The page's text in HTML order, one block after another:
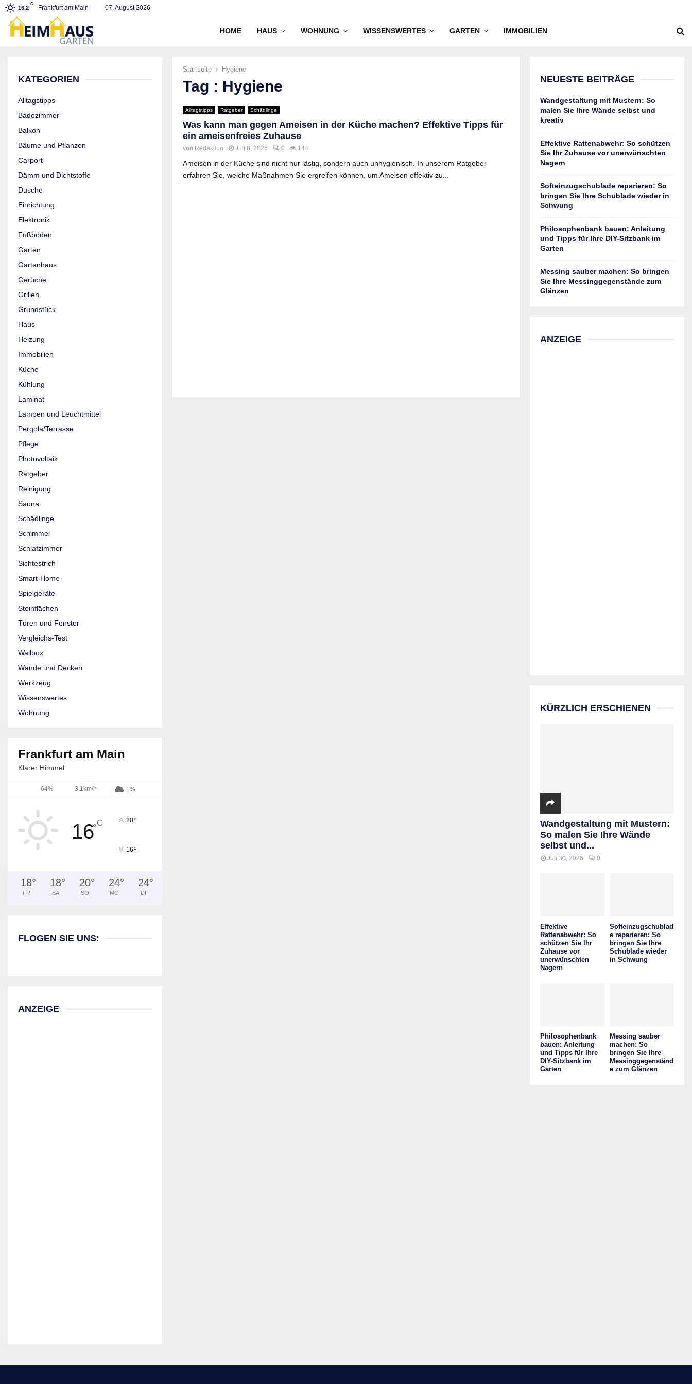
16.2
C
Frankfurt am Main 07. August 2026
HOME HAUS WOHNUNG WISSENSWERTES GARTEN IMMOBILIEN
Startseite Hygiene
Tag : Hygiene
Alltagstipps Ratgeber Schädlinge
Was kann man gegen Ameisen in der Küche machen? Effektive Tipps für
ein ameisenfreies Zuhause
von Redaktion Juli 8, 2026 0 144
Ameisen in der Küche sind nicht nur lästig, sondern auch unhygienisch. In unserem Ratgeber
erfahren Sie, welche Maßnahmen Sie ergreifen können, um Ameisen effektiv zu...
KATEGORIEN
Alltagstipps
Badezimmer
Balkon
Bäume und Pflanzen
Carport
Dämm und Dichtstoffe
Dusche
Einrichtung
Elektronik
Fußböden
Garten
Gartenhaus
Gerüche
Grillen
Grundstück
Haus
Heizung
Immobilien
Küche
Kühlung
Laminat
Lampen und Leuchtmittel
Pergola/Terrasse
Pflege
Photovoltaik
Ratgeber
Reinigung
Sauna
Schädlinge
Schimmel
Schlafzimmer
Sichtestrich
Smart-Home
Spielgeräte
Steinflächen
Türen und Fenster
Vergleichs-Test
Wallbox
Wände und Decken
Werkzeug
Wissenswertes
Wohnung
Frankfurt am Main
Klarer Himmel
64% 3.1km/h 1%
16°C 20°
16°
18°
FR
18°
SA
20°
SO
24°
MO
24°
DI
FLOGEN SIE UNS:
ANZEIGE
NEUESTE BEITRÄGE
Wandgestaltung mit Mustern: So
malen Sie Ihre Wände selbst und
kreativ
Effektive Rattenabwehr: So schützen
Sie Ihr Zuhause vor unerwünschten
Nagern
Softeinzugschublade reparieren: So
bringen Sie Ihre Schublade wieder in
Schwung
Philosophenbank bauen: Anleitung
und Tipps für Ihre DIY-Sitzbank im
Garten
Messing sauber machen: So bringen
Sie Ihre Messinggegenstände zum
Glänzen
ANZEIGE
KÜRZLICH ERSCHIENEN
Wandgestaltung mit Mustern:
So malen Sie Ihre Wände
selbst und...
Juli 30, 2026 0
Effektive
Rattenabwehr: So
schützen Sie Ihr
Zuhause vor
unerwünschten
Nagern
Softeinzugschublad
e reparieren: So
bringen Sie Ihre
Schublade wieder
in Schwung
Philosophenbank
bauen: Anleitung
und Tipps für Ihre
DIY-Sitzbank im
Garten
Messing sauber
machen: So
bringen Sie Ihre
Messinggegenständ
e zum Glänzen